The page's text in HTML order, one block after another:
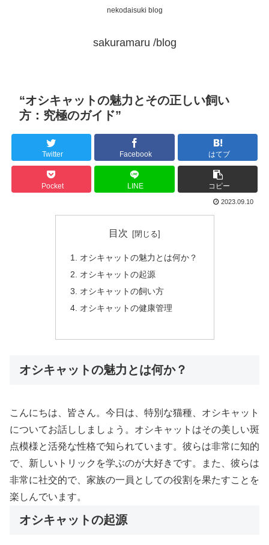
nekodaisuki blog
sakuramaru /blog
“オシキャットの魅力とその正しい飼い
方：究極のガイド”
Twitter Facebook はてブ
Pocket LINE コピー
2023.09.10
目次
オシキャットの魅力とは何か？
オシキャットの起源
オシキャットの飼い方
オシキャットの健康管理
オシキャットの魅力とは何か？
こんにちは、皆さん。今日は、特別な猫種、オシキャット
についてお話ししましょう。オシキャットはその美しい斑
点模様と活発な性格で知られています。彼らは非常に知的
で、新しいトリックを学ぶのが大好きです。また、彼らは
非常に社交的で、家族の一員としての役割を果たすことを
楽しんでいます。
オシキャットの起源